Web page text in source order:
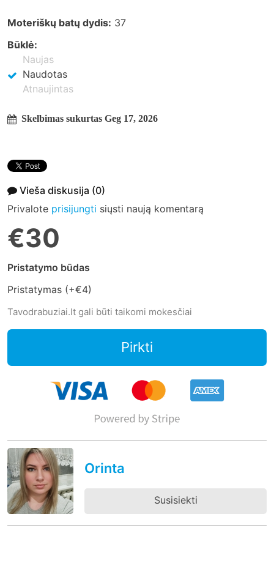
Moteriškų batų dydis: 37
Būklė:
Naujas
Naudotas
Atnaujintas
Skelbimas sukurtas Geg 17, 2026
Vieša diskusija (0)
Privalote prisijungti siųsti naują komentarą
€30
Pristatymo būdas
Pristatymas (+€4)
Tavodrabuziai.lt gali būti taikomi mokesčiai
Pirkti
Orinta
Susisiekti